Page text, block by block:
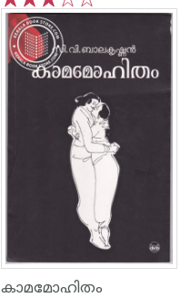
5
4
3
2
1
കാമമോഹിതം